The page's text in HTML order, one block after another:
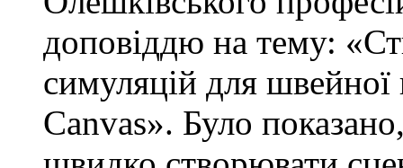
доповіддю на тему:
симуляцій для
Canvas». Було